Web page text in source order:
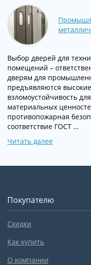
Выбор дверей для
помещений –
дверям для
предъявляются
взломоустойчивость
материальных
противопожарная
соответствие ГОСТ …
Читать далее
Покупателю
Скидки
Как купить
О компании